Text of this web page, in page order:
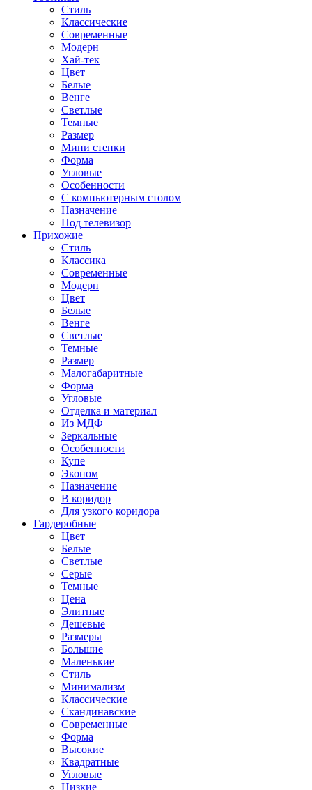
Стиль
Классические
Современные
Модерн
Хай-тек
Цвет
Белые
Венге
Светлые
Темные
Размер
Мини стенки
Форма
Угловые
Особенности
С компьютерным столом
Назначение
Под телевизор
Прихожие
Стиль
Классика
Современные
Модерн
Цвет
Белые
Венге
Светлые
Темные
Размер
Малогабаритные
Форма
Угловые
Отделка и материал
Из МДФ
Зеркальные
Особенности
Купе
Эконом
Назначение
В коридор
Для узкого коридора
Гардеробные
Цвет
Белые
Светлые
Серые
Темные
Цена
Элитные
Дешевые
Размеры
Большие
Маленькие
Стиль
Минимализм
Классические
Скандинавские
Современные
Форма
Высокие
Квадратные
Угловые
Низкие